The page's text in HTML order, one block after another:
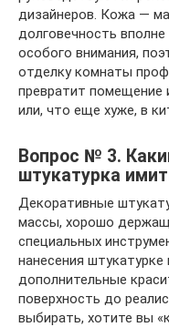
дизайнеров. Кожа —
долговечность
особого внимания,
отделку комнаты
превратит помещение
или, что еще хуже, в
Вопрос № 3.
штукатурка
Декоративные
массы, хорошо
специальных
нанесения
дополнительные
поверхность до
выбирать, хотите вы